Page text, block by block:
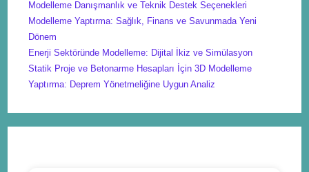
Modelleme Danışmanlık ve Teknik Destek Seçenekleri
Modelleme Yaptırma: Sağlık, Finans ve Savunmada Yeni
Dönem
Enerji Sektöründe Modelleme: Dijital İkiz ve Simülasyon
Statik Proje ve Betonarme Hesapları İçin 3D Modelleme
Yaptırma: Deprem Yönetmeliğine Uygun Analiz